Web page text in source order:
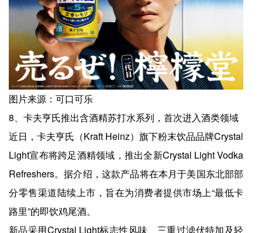
图片来源：可口可乐
8、卡夫亨氏推出含酒精苏打水系列，首次进入酒类领域
近日，卡夫亨氏（Kraft Heinz）旗下粉末饮品品牌Crystal
Light宣布将跨足酒精领域，推出全新Crystal Light Vodka
Refreshers。据介绍，这款产品将在本月于美国东北部部
分零售渠道陆续上市，旨在为消费者提供市场上“最低卡
路里”的即饮鸡尾酒。
新品采用Crystal Light标志性风味、三重过滤伏特加及轻